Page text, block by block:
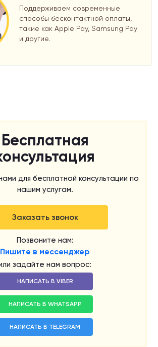
Поддерживаем современные
способы бесконтактной оплаты,
такие как Apple Pay, Samsung Pay
и другие.
Бесплатная
для бесплатной консультации по
нашим услугам.
Заказать звонок
Позвоните нам:
Пишите в мессенджер
задайте нам вопрос:
НАПИСАТЬ В VIBER
НАПИСАТЬ В WHATSAPP
НАПИСАТЬ В TELEGRAM